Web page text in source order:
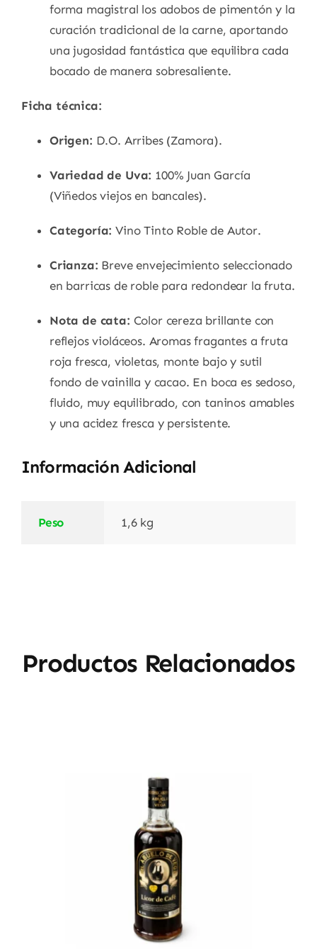
forma magistral los adobos de pimentón y la
curación tradicional de la carne, aportando
una jugosidad fantástica que equilibra cada
bocado de manera sobresaliente.
Ficha técnica:
Origen: D.O. Arribes (Zamora).
Variedad de Uva: 100% Juan García
(Viñedos viejos en bancales).
Categoría: Vino Tinto Roble de Autor.
Crianza: Breve envejecimiento seleccionado
en barricas de roble para redondear la fruta.
Nota de cata: Color cereza brillante con
reflejos violáceos. Aromas fragantes a fruta
roja fresca, violetas, monte bajo y sutil
fondo de vainilla y cacao. En boca es sedoso,
fluido, muy equilibrado, con taninos amables
y una acidez fresca y persistente.
Información Adicional
Peso 1,6 kg
Productos Relacionados